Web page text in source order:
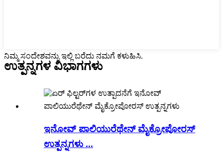
ನಿಮ್ಮ ಸಂದೇಶವನ್ನು ಇಲ್ಲಿ ಬರೆದು ನಮಗೆ ಕಳುಹಿಸಿ.
ಉತ್ಪನ್ನಗಳ ವಿಭಾಗಗಳು
ಇನೋವ್ ಪಾಲಿಯುರೆಥೇನ್ ಮೈಕ್ರೋಪೋರಸ್
ಉತ್ಪನ್ನಗಳು ...